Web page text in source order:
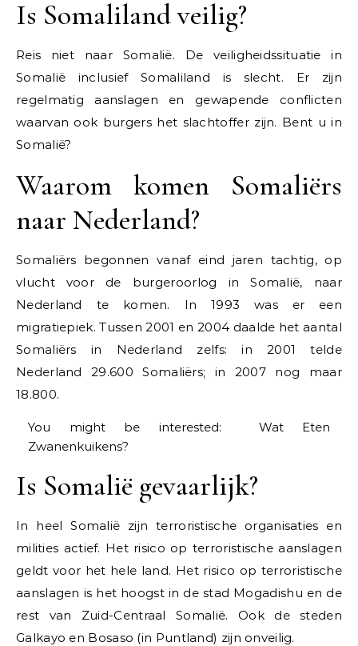
Is Somaliland veilig?
Reis niet naar Somalië. De veiligheidssituatie in
Somalië inclusief Somaliland is slecht. Er zijn
regelmatig aanslagen en gewapende conflicten
waarvan ook burgers het slachtoffer zijn. Bent u in
Somalië?
Waarom komen Somaliërs
naar Nederland?
Somaliërs begonnen vanaf eind jaren tachtig, op
vlucht voor de burgeroorlog in Somalië, naar
Nederland te komen. In 1993 was er een
migratiepiek. Tussen 2001 en 2004 daalde het aantal
Somaliërs in Nederland zelfs: in 2001 telde
Nederland 29.600 Somaliërs; in 2007 nog maar
18.800.
You might be interested:
Wat Eten
Zwanenkuikens?
Is Somalië gevaarlijk?
In heel Somalië zijn terroristische organisaties en
milities actief. Het risico op terroristische aanslagen
geldt voor het hele land. Het risico op terroristische
aanslagen is het hoogst in de stad Mogadishu en de
rest van Zuid-Centraal Somalië. Ook de steden
Galkayo en Bosaso (in Puntland) zijn onveilig.